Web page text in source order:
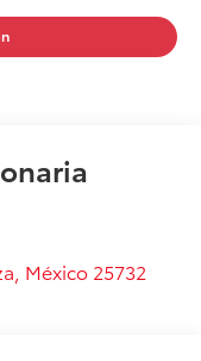
, México 25732